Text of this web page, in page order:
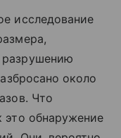
исследование
около
Что
это обнаружение